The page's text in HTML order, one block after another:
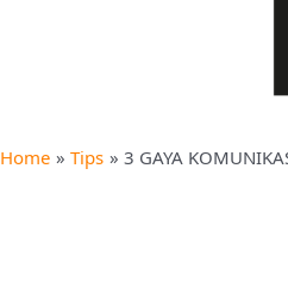
Home Tips 3 GAYA